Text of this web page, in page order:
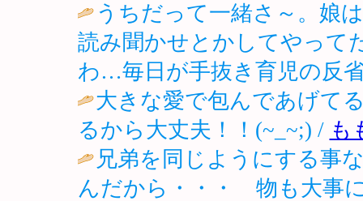
うちだって一緒さ～。娘
読み聞かせとかしてやって
わ…毎日が手抜き育児の反
大きな愛で包んであげて
るから大丈夫！！(~_~;) / も
兄弟を同じようにする事
んだから・・・ 物も大